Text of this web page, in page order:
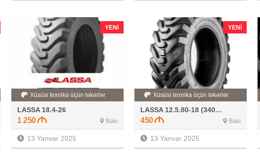
YENI
Xüsüsi texnika üçün təkərlər
LASSA 18.4-26
1 250 Bakı
13 Yanvar 2025
YENI
Xüsüsi texnika üçün təkərlər
LASSA 12.5.80-18 (340.80-18)
450 Bakı
13 Yanvar 2025